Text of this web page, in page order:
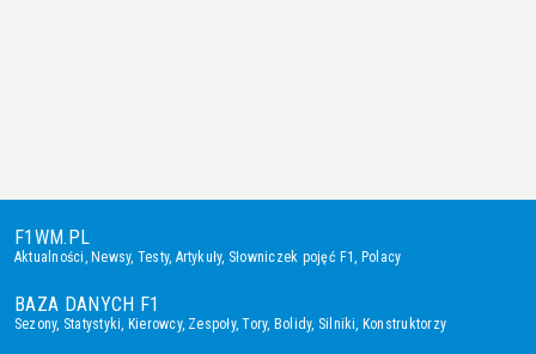
F1WM.PL
Aktualności, Newsy, Testy, Artykuły, Słowniczek pojęć F1, Polacy
BAZA DANYCH F1
Sezony, Statystyki, Kierowcy, Zespoły,Tory, Bolidy, Silniki, Konstruktorzy